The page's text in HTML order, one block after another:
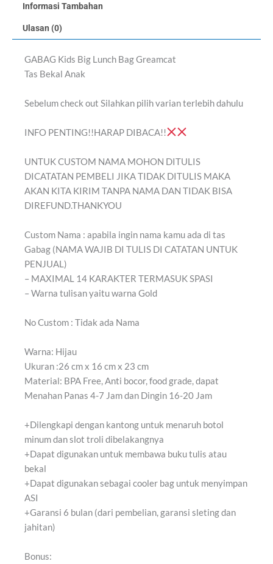
Informasi Tambahan
Ulasan (0)
GABAG Kids Big Lunch Bag Greamcat
Tas Bekal Anak
Sebelum check out Silahkan pilih varian terlebih dahulu
INFO PENTING!!HARAP DIBACA!!
UNTUK CUSTOM NAMA MOHON DITULIS
DICATATAN PEMBELI JIKA TIDAK DITULIS MAKA
AKAN KITA KIRIM TANPA NAMA DAN TIDAK BISA
DIREFUND.THANKYOU
Custom Nama : apabila ingin nama kamu ada di tas
Gabag (NAMA WAJIB DI TULIS DI CATATAN UNTUK
PENJUAL)
– MAXIMAL 14 KARAKTER TERMASUK SPASI
– Warna tulisan yaitu warna Gold
No Custom : Tidak ada Nama
Warna: Hijau
Ukuran :26 cm x 16 cm x 23 cm
Material: BPA Free, Anti bocor, food grade, dapat
Menahan Panas 4-7 Jam dan Dingin 16-20 Jam
+Dilengkapi dengan kantong untuk menaruh botol
minum dan slot troli dibelakangnya
+Dapat digunakan untuk membawa buku tulis atau
bekal
+Dapat digunakan sebagai cooler bag untuk menyimpan
ASI
+Garansi 6 bulan (dari pembelian, garansi sleting dan
jahitan)
Bonus: